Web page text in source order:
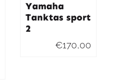
Yamaha
Tanktas sport
2
€170,00